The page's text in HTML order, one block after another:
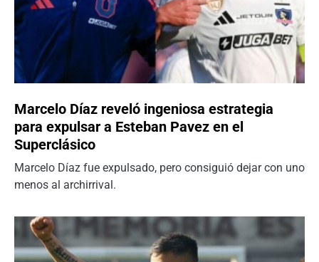
Marcelo Díaz reveló ingeniosa estrategia
para expulsar a Esteban Pavez en el
Superclásico
Marcelo Díaz fue expulsado, pero consiguió dejar con uno
menos al archirrival.